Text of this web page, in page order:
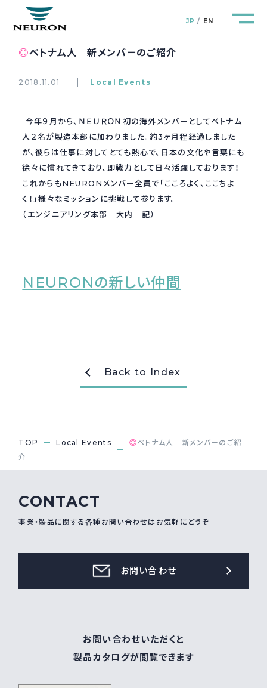
JP EN
管路防災研究所 Pipeline Resilience Lab.
企業情報 Company
製品＆サービス Products&Service
研究開発
採用情報 Recruit
webカタログ
◎ベトナム人 新メンバーのご紹介
2018.11.01 Local Events
今年９月から、ＮＥＵＲＯＮ初の海外メンバーとしてベトナム
人２名が製造本部に加わりました。約3ヶ月程経過しました
が、彼らは仕事に対してとても熱心で、日本の文化や言葉にも
徐々に慣れてきており、即戦力として日々活躍しております！
これからもNEURONメンバー全員で「こころよく、ここちよ
く！」様々なミッションに挑戦して参ります。
（エンジニアリング本部 大内 記）
NEURONの新しい仲間
Back to Index
TOP Local Events ◎ベトナム人 新メンバーのご紹
介
CONTACT
事業・製品に関する各種お問い合わせはお気軽にどうぞ
お問い合わせ
お問い合わせいただくと
製品カタログが閲覧できます